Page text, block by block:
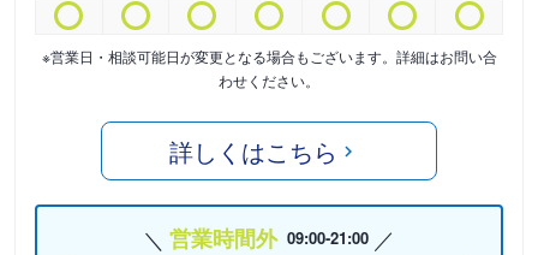
※営業日・相談可能日が変更となる場合もございます。詳細はお問い合
わせください。
詳しくはこちら
営業時間外 09:00-21:00